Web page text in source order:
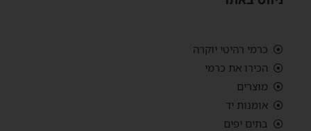
כרמי רהיטי יוקרה
הכירו את כרמי
מוצרים
אומנות יד
בתים יפים